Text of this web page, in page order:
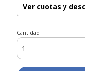
Ver cuotas y
Cantidad